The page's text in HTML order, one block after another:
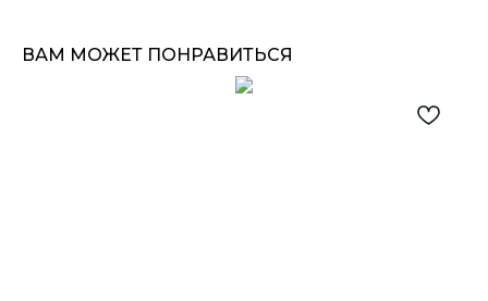
ВАМ МОЖЕТ ПОНРАВИТЬСЯ